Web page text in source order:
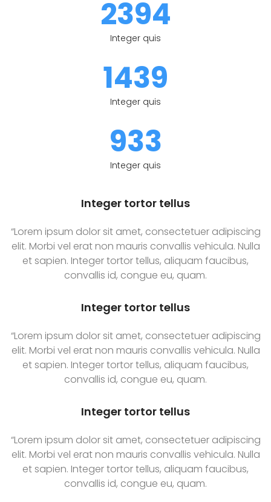
2394
Integer quis
1439
Integer quis
933
Integer quis
Integer tortor tellus
“Lorem ipsum dolor sit amet, consectetuer adipiscing
elit. Morbi vel erat non mauris convallis vehicula. Nulla
et sapien. Integer tortor tellus, aliquam faucibus,
convallis id, congue eu, quam.
Integer tortor tellus
“Lorem ipsum dolor sit amet, consectetuer adipiscing
elit. Morbi vel erat non mauris convallis vehicula. Nulla
et sapien. Integer tortor tellus, aliquam faucibus,
convallis id, congue eu, quam.
Integer tortor tellus
“Lorem ipsum dolor sit amet, consectetuer adipiscing
elit. Morbi vel erat non mauris convallis vehicula. Nulla
et sapien. Integer tortor tellus, aliquam faucibus,
convallis id, congue eu, quam.